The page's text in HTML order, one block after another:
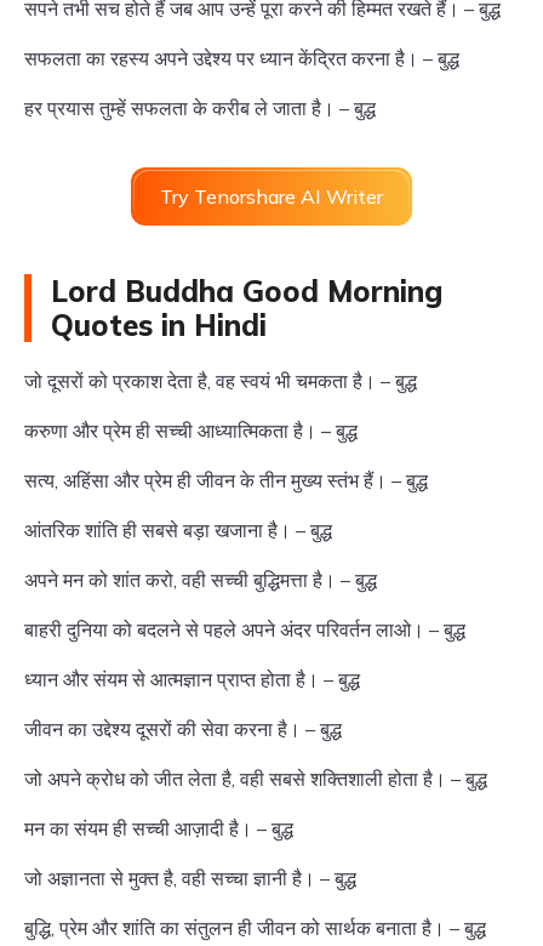
सपने तभी सच होते हैं जब आप उन्हें पूरा करने की हिम्मत रखते हैं। – बुद्ध
सफलता का रहस्य अपने उद्देश्य पर ध्यान केंद्रित करना है। – बुद्ध
हर प्रयास तुम्हें सफलता के करीब ले जाता है। – बुद्ध
Try Tenorshare AI Writer
Lord Buddha Good Morning
Quotes in Hindi
जो दूसरों को प्रकाश देता है, वह स्वयं भी चमकता है। – बुद्ध
करुणा और प्रेम ही सच्ची आध्यात्मिकता है। – बुद्ध
सत्य, अहिंसा और प्रेम ही जीवन के तीन मुख्य स्तंभ हैं। – बुद्ध
आंतरिक शांति ही सबसे बड़ा खजाना है। – बुद्ध
अपने मन को शांत करो, वही सच्ची बुद्धिमत्ता है। – बुद्ध
बाहरी दुनिया को बदलने से पहले अपने अंदर परिवर्तन लाओ। – बुद्ध
ध्यान और संयम से आत्मज्ञान प्राप्त होता है। – बुद्ध
जीवन का उद्देश्य दूसरों की सेवा करना है। – बुद्ध
जो अपने क्रोध को जीत लेता है, वही सबसे शक्तिशाली होता है। – बुद्ध
मन का संयम ही सच्ची आज़ादी है। – बुद्ध
जो अज्ञानता से मुक्त है, वही सच्चा ज्ञानी है। – बुद्ध
बुद्धि, प्रेम और शांति का संतुलन ही जीवन को सार्थक बनाता है। – बुद्ध